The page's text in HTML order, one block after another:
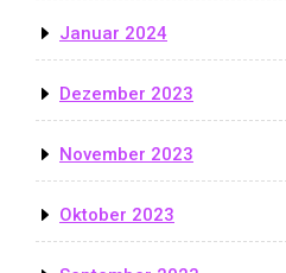
Januar 2024
Dezember 2023
November 2023
Oktober 2023